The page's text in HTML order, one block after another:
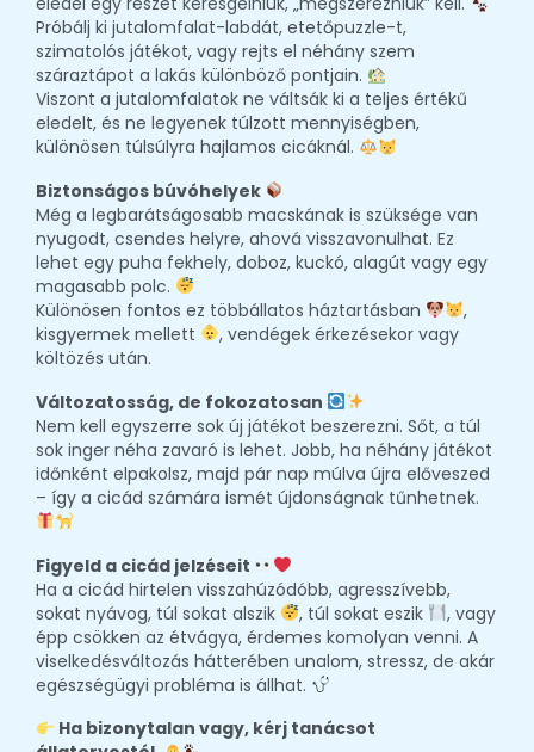
Próbálj ki jutalomfalat-labdát, etetőpuzzle-t,
szimatolós játékot, vagy rejts el néhány szem
száraztápot a lakás különböző pontjain.
Viszont a jutalomfalatok ne váltsák ki a teljes értékű
eledelt, és ne legyenek túlzott mennyiségben,
különösen túlsúlyra hajlamos cicáknál.
Biztonságos búvóhelyek
Még a legbarátságosabb macskának is szüksége van
nyugodt, csendes helyre, ahová visszavonulhat. Ez
lehet egy puha fekhely, doboz, kuckó, alagút vagy egy
magasabb polc.
Különösen fontos ez többállatos háztartásban
,
kisgyermek mellett
, vendégek érkezésekor vagy
költözés után.
Változatosság, de fokozatosan
Nem kell egyszerre sok új játékot beszerezni. Sőt, a túl
sok inger néha zavaró is lehet. Jobb, ha néhány játékot
időnként elpakolsz, majd pár nap múlva újra előveszed
– így a cicád számára ismét újdonságnak tűnhetnek.
Figyeld a cicád jelzéseit
Ha a cicád hirtelen visszahúzódóbb, agresszívebb,
sokat nyávog, túl sokat alszik
, túl sokat eszik
, vagy
épp csökken az étvágya, érdemes komolyan venni. A
viselkedésváltozás hátterében unalom, stressz, de akár
egészségügyi probléma is állhat.
Ha bizonytalan vagy, kérj tanácsot